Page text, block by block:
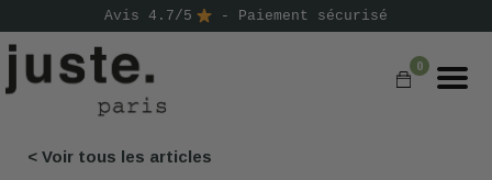
Avis 4.7/5 - Paiement sécurisé
0
< Voir tous les articles
COMMANDER